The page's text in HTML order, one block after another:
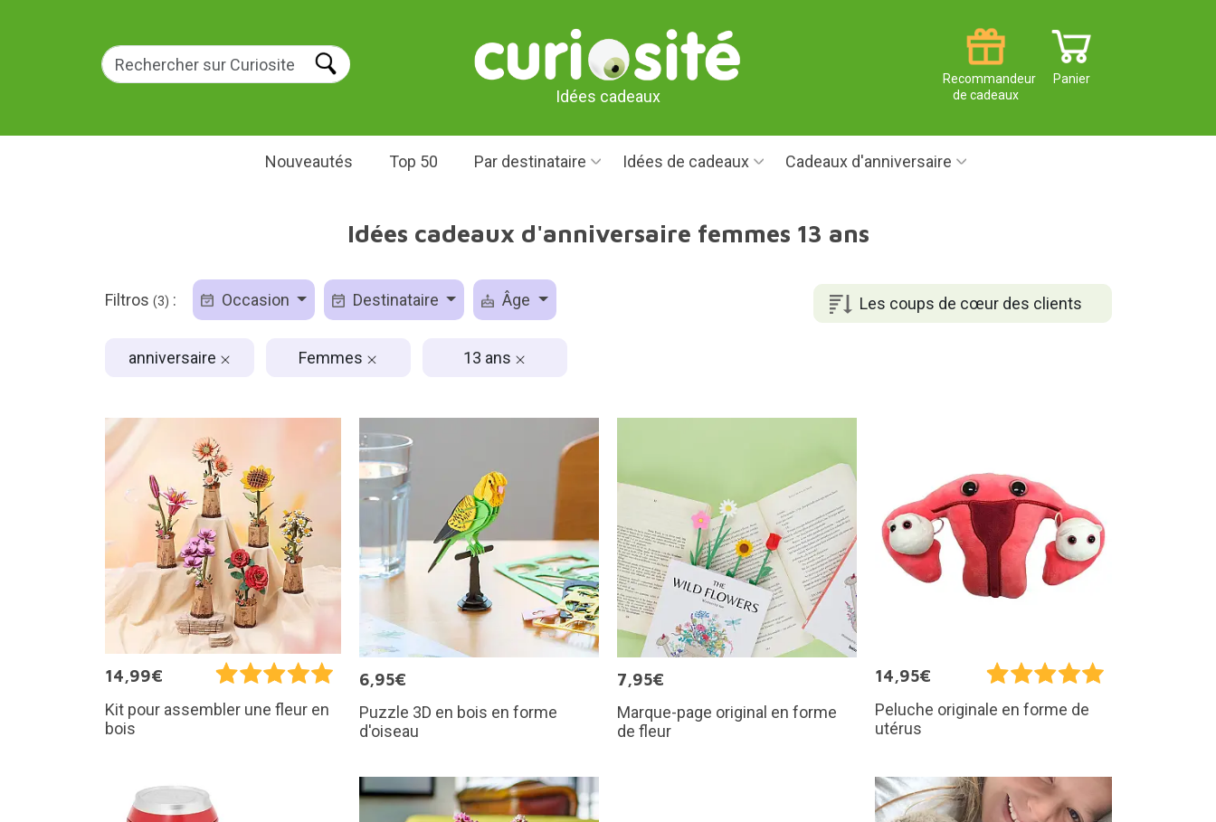
Idées cadeaux
Panier
Recommandeur
de cadeaux
Nouveautés Top 50 Par destinataire Idées de cadeaux Cadeaux d'anniversaire
Idées cadeaux d'anniversaire femmes 13 ans
Les coups de cœur des clients
Filtros (3) : Occasion Destinataire Âge
anniversaire Femmes 13 ans
14,99€
Kit pour assembler une fleur en
bois
6,95€
Puzzle 3D en bois en forme
d'oiseau
7,95€
Marque-page original en forme
de fleur
14,95€
Peluche originale en forme de
utérus